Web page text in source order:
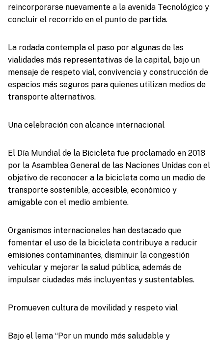
reincorporarse nuevamente a la avenida Tecnológico y
concluir el recorrido en el punto de partida.
La rodada contempla el paso por algunas de las
vialidades más representativas de la capital, bajo un
mensaje de respeto vial, convivencia y construcción de
espacios más seguros para quienes utilizan medios de
transporte alternativos.
Una celebración con alcance internacional
El Día Mundial de la Bicicleta fue proclamado en 2018
por la Asamblea General de las Naciones Unidas con el
objetivo de reconocer a la bicicleta como un medio de
transporte sostenible, accesible, económico y
amigable con el medio ambiente.
Organismos internacionales han destacado que
fomentar el uso de la bicicleta contribuye a reducir
emisiones contaminantes, disminuir la congestión
vehicular y mejorar la salud pública, además de
impulsar ciudades más incluyentes y sustentables.
Promueven cultura de movilidad y respeto vial
Bajo el lema “Por un mundo más saludable y